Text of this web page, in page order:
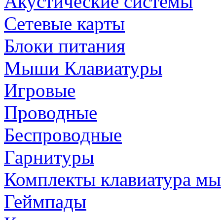
Сетевые карты
Блоки питания
Мыши Клавиатуры
Игровые
Проводные
Беспроводные
Гарнитуры
Комплекты клавиатура
Геймпады